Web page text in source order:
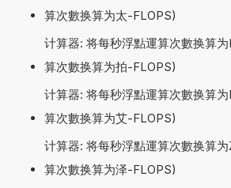
算次數换算为太-FLOPS)
计算器: 将每秒浮點運算次數换算
算次數换算为拍-FLOPS)
计算器: 将每秒浮點運算次數换算
算次數换算为艾-FLOPS)
计算器: 将每秒浮點運算次數换算
算次數换算为泽-FLOPS)